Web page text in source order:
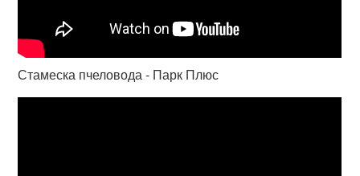
Стамеска пчеловода - Парк Плюс